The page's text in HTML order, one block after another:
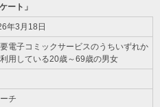
ート」
年3月18日
電子コミックサービスのうちいずれか
用している20歳～69歳の男女
チ